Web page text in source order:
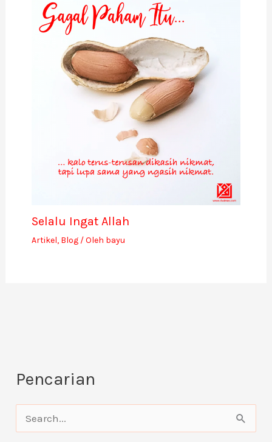
Selalu Ingat Allah
Artikel, Blog/ Oleh bayu
Pencarian
a